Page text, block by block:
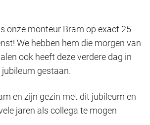
onze monteur Bram op exact 25
We hebben hem die morgen van
ook heeft deze verdere dag in
gestaan.
en zijn gezin met dit jubileum en
jaren als collega te mogen